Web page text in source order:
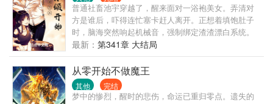
普通社畜池宇穿越了，醒来面对一浴袍美女。弄清对
方是谁后，吓得连忙塞卡赶人离开。正想着填饱肚子
时，脑海突然响起机械音，强制绑定渣渣漂白系统。
从此池宇不停穿梭于各个影视世界，化身恶毒反派or渣
中之王，帮助女主角解决一个又一个困境，用奖励积
分兑换...
最新： 第341章 大结局
从零开始不做魔王
其他 完结
梦中的惨烈，醒时的悲伤，命运已重归零点。遗失的